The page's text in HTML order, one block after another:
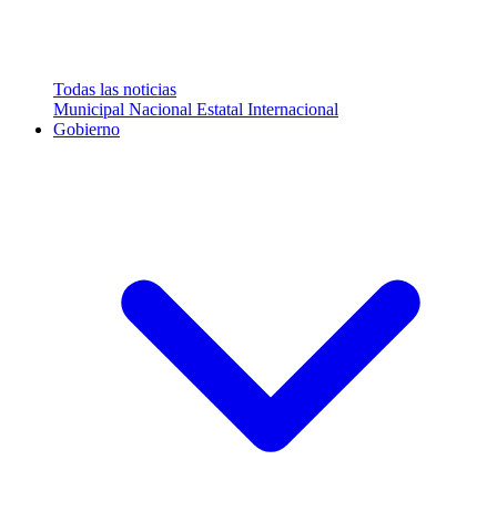
Todas las noticias
Municipal Nacional Estatal Internacional
Gobierno